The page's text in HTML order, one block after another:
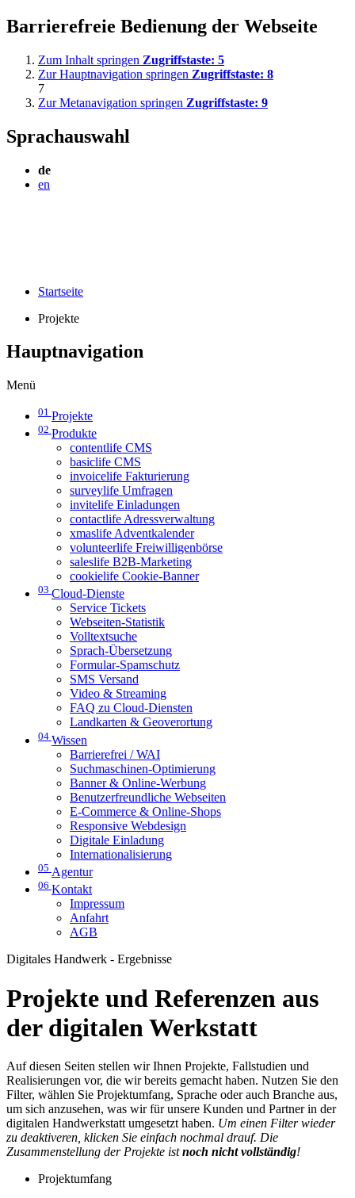
Barrierefreie Bedienung der Webseite
Zum Inhalt springen Zugriffstaste: 5
Zur Hauptnavigation springen Zugriffstaste: 8
7
Zur Metanavigation springen Zugriffstaste: 9
Sprachauswahl
de
en
Startseite
Projekte
Hauptnavigation
Menü
01 Projekte
02 Produkte
contentlife CMS
basiclife CMS
invoicelife Fakturierung
surveylife Umfragen
invitelife Einladungen
contactlife Adressverwaltung
xmaslife Adventkalender
volunteerlife Freiwilligenbörse
saleslife B2B-Marketing
cookielife Cookie-Banner
03 Cloud-Dienste
Service Tickets
Webseiten-Statistik
Volltextsuche
Sprach-Übersetzung
Formular-Spamschutz
SMS Versand
Video & Streaming
FAQ zu Cloud-Diensten
Landkarten & Geoverortung
04 Wissen
Barrierefrei / WAI
Suchmaschinen-Optimierung
Banner & Online-Werbung
Benutzerfreundliche Webseiten
E-Commerce & Online-Shops
Responsive Webdesign
Digitale Einladung
Internationalisierung
05 Agentur
06 Kontakt
Impressum
Anfahrt
AGB
Digitales Handwerk - Ergebnisse
Projekte und Referenzen aus
der digitalen Werkstatt
Auf diesen Seiten stellen wir Ihnen Projekte, Fallstudien und
Realisierungen vor, die wir bereits gemacht haben. Nutzen Sie den
Filter, wählen Sie Projektumfang, Sprache oder auch Branche aus,
um sich anzusehen, was wir für unsere Kunden und Partner in der
digitalen Handwerkstatt umgesetzt haben. Um einen Filter wieder
zu deaktiveren, klicken Sie einfach nochmal drauf. Die
Zusammenstellung der Projekte istnoch nicht vollständig!
Projektumfang